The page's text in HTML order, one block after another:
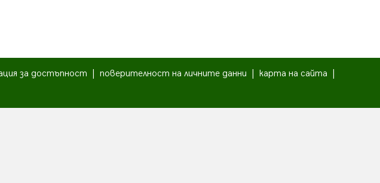
за достъпност поверителност на личните данни карта на сайта